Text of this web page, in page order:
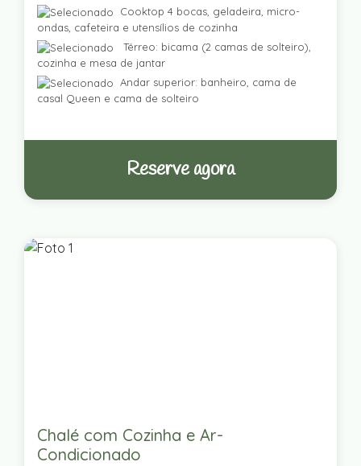
Cooktop 4 bocas, geladeira, micro-
ondas, cafeteira e utensílios de cozinha
Térreo: bicama (2 camas de solteiro),
cozinha e mesa de jantar
Andar superior: banheiro, cama de
casal Queen e cama de solteiro
Reserve agora
Chalé com Cozinha e Ar-
Condicionado